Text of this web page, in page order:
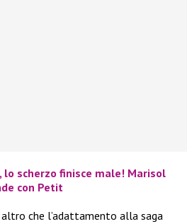
lo scherzo finisce male! Marisol
con Petit
che l’adattamento alla saga